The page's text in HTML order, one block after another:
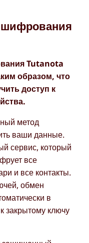
шифрования
Tutanota
образом, что
доступ к
метод
ваши данные.
сервис, который
все
и все контакты.
обмен
в
закрытому ключу